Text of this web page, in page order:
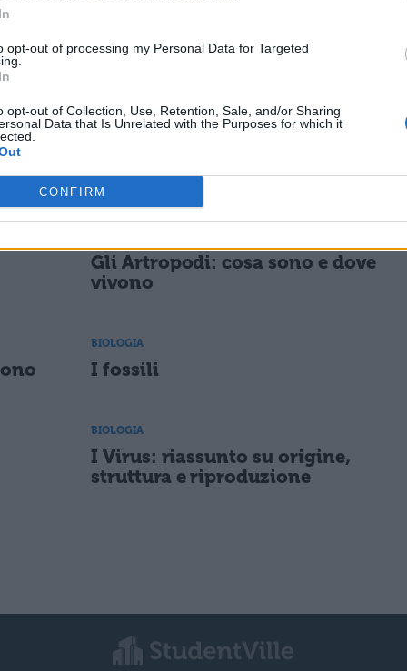
opt-out of processing my Personal Data for Targeted
opt-out of Collection, Use, Retention, Sale, and/or Sharing
Data that Is Unrelated with the Purposes for which it
CONFIRM
BIOLOGIA
La duplicazione del DNA: come
Gli Artropodi: cosa sono e dove
vivono
BIOLOGIA
I fossili
BIOLOGIA
I Virus: riassunto su origine,
struttura e riproduzione